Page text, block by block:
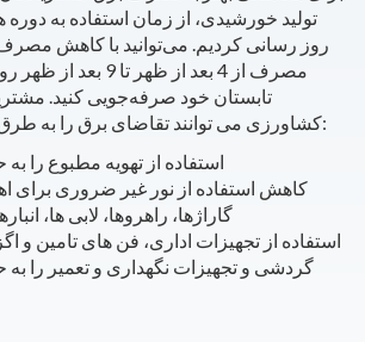
تولید خورشیدی، از زمان استفاده به
روز رسانی کردیم. می‌توانید با کاهش
مصرف از 4 بعد از ظهر
تابستان خود صرفه‌جویی کنید.
کشاورزی می توانند تقاضای برق را به طرق مختلف کاهش دهند:
استفاده از تهویه مطبوع را به
کاهش استفاده از نور غیر ضروری برای
گاراژها، راهروها، لابی ها،
استفاده از تجهیزات اداری، فن های تامین و
گردشی و تجهیزات نگهداری و تعمیر را به